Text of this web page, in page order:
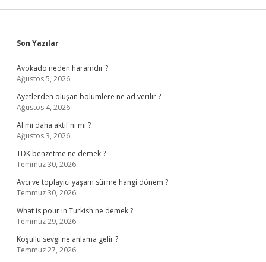
Sidebar
Son Yazılar
Avokado neden haramdır ?
Ağustos 5, 2026
Ayetlerden oluşan bölümlere ne ad verilir ?
Ağustos 4, 2026
Al mı daha aktif ni mi ?
Ağustos 3, 2026
TDK benzetme ne demek ?
Temmuz 30, 2026
Avcı ve toplayıcı yaşam sürme hangi dönem ?
Temmuz 30, 2026
What is pour in Turkish ne demek ?
Temmuz 29, 2026
Koşullu sevgi ne anlama gelir ?
Temmuz 27, 2026